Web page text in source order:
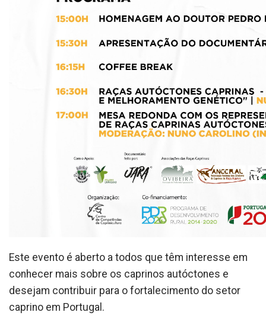
Este evento é aberto a todos que têm interesse em
conhecer mais sobre os caprinos autóctones e
desejam contribuir para o fortalecimento do setor
caprino em Portugal.